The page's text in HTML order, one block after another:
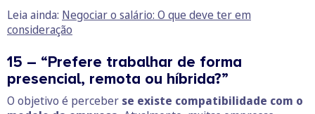
Leia ainda: Negociar o salário: O que deve ter em
consideração
15 – “Prefere trabalhar de forma
presencial, remota ou híbrida?”
O objetivo é perceber se existe compatibilidade com o